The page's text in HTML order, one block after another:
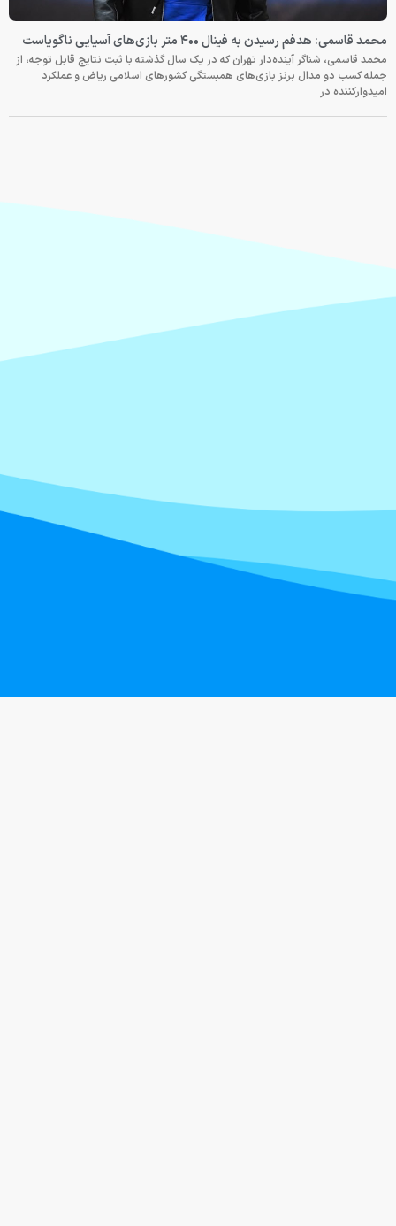
محمد قاسمی: هدفم رسیدن به فینال ۴۰۰ متر بازی‌های آسیایی ناگویاست
محمد قاسمی، شناگر آینده‌دار تهران که در یک سال گذشته با ثبت نتایج قابل توجه، از
جمله کسب دو مدال برنز بازی‌های همبستگی کشورهای اسلامی ریاض و عملکرد
امیدوارکننده در